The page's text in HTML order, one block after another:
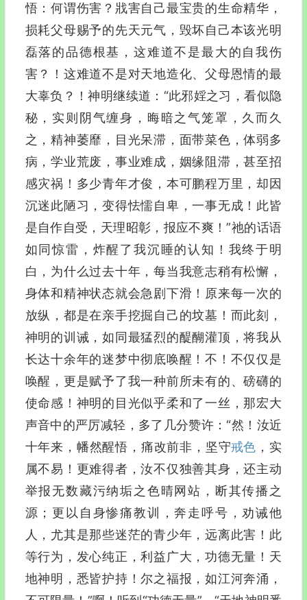
悟：何谓伤害？戕害自己最宝贵的生命精华，
损耗父母赐予的先天元气，毁坏自己本该光明
磊落的品德根基，这难道不是最大的自我伤
害？！这难道不是对天地造化、父母恩情的最
大辜负？！神明继续道：“此邪婬之习，看似隐
秘，实则阴气缠身，晦暗之气笼罩，久而久
之，精神萎靡，目光呆滞，面带菜色，体弱多
病，学业荒废，事业难成，姻缘阻滞，甚至招
感灾祸！多少青年才俊，本可鹏程万里，却因
沉迷此陋习，变得怯懦自卑，一事无成！此皆
是自作自受，天理昭彰，报应不爽！”祂的话语
如同惊雷，炸醒了我沉睡的认知！我终于明
白，为什么过去十年，每当我意志稍有松懈，
身体和精神状态就会急剧下滑！原来每一次的
放纵，都是在亲手挖掘自己的坟墓！而此刻，
神明的训诫，如同最猛烈的醍醐灌顶，将我从
长达十余年的迷梦中彻底唤醒！不！不仅仅是
唤醒，更是赋予了我一种前所未有的、磅礴的
使命感！神明的目光似乎柔和了一丝，那宏大
声音中的严厉减轻，多了几分赞许：“然！汝近
十年来，幡然醒悟，痛改前非，坚守戒色 ，实
属不易！更难得者，汝不仅独善其身，还主动
举报无数藏污纳垢之色晴网站，断其传播之
源；更以自身惨痛教训，奔走呼号，劝诫他
人，尤其是那些迷茫的青少年，远离此害！此
等行为，发心纯正，利益广大，功德无量！天
地神明，悉皆护持！尔之福报，如江河奔涌，